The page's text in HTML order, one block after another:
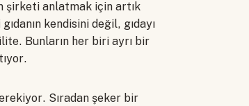
şirketi anlatmak için artık
kendisini değil, gıdayı
Bunların her biri ayrı bir
Sıradan şeker bir